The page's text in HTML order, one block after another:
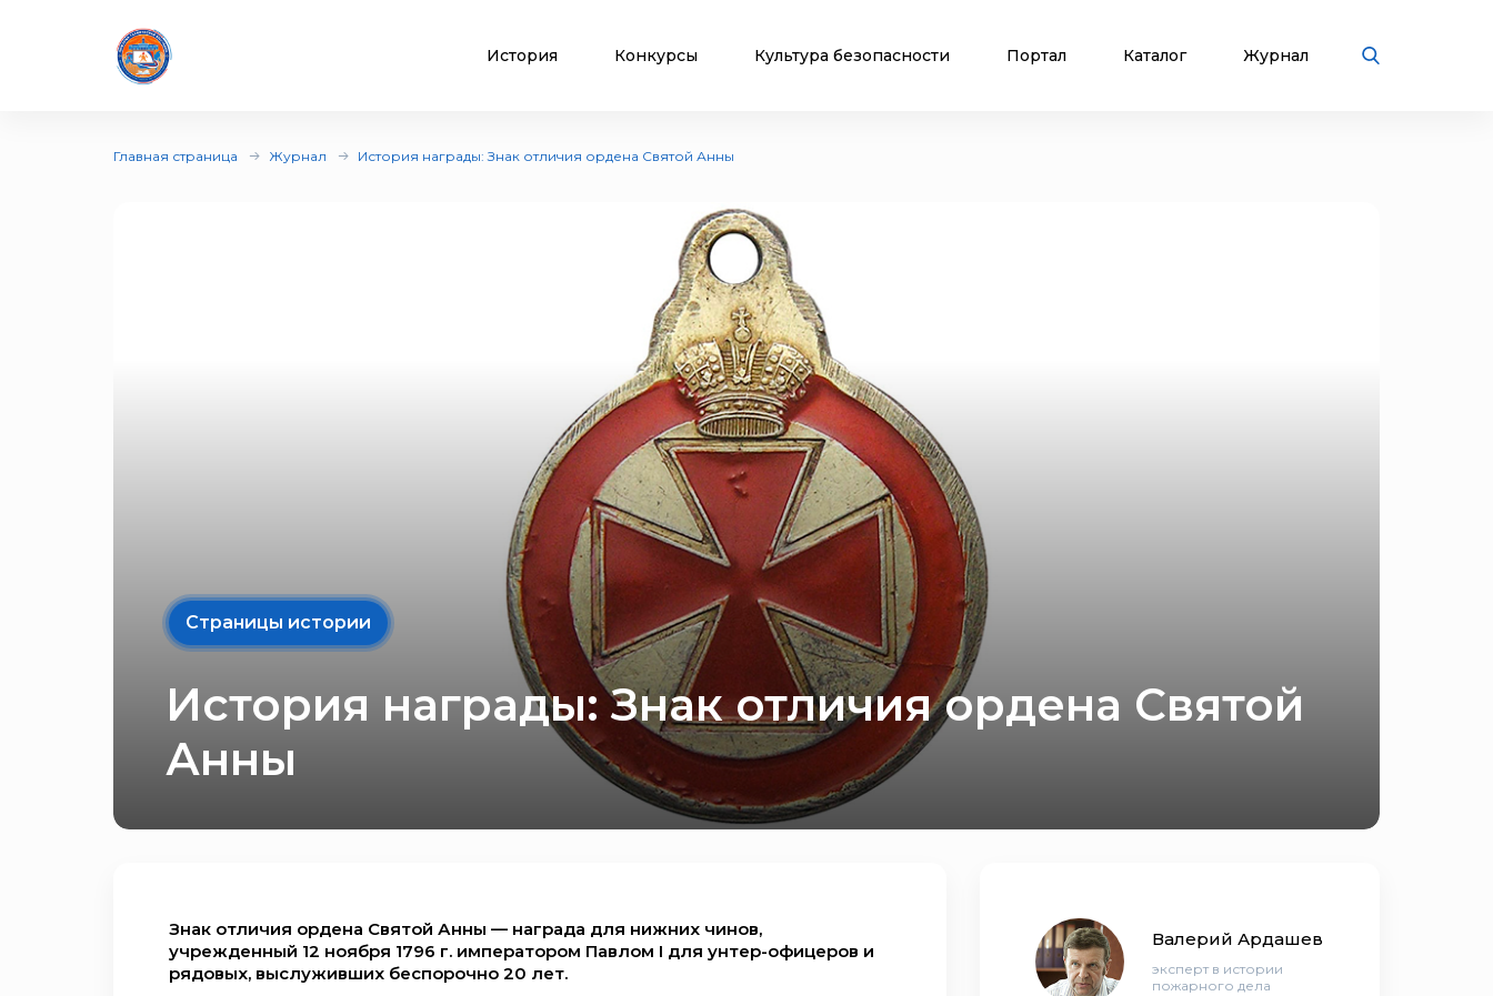
История Конкурсы Культура безопасности Портал Каталог Журнал
Главная страница Журнал История награды: Знак отличия ордена Святой Анны
Страницы истории
История награды: Знак отличия ордена Святой
Анны
Знак отличия ордена Святой Анны — награда для нижних чинов,
учрежденный 12 ноября 1796 г. императором Павлом I для унтер-офицеров и
рядовых, выслуживших беспорочно 20 лет.
Валерий Ардашев
эксперт в истории
пожарного дела